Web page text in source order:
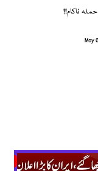
ناکام!!
May